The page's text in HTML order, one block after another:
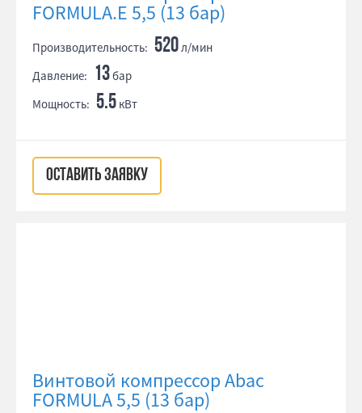
FORMULA.E 5,5 (13 бар)
Производительность: 520л/мин
Давление: 13бар
Мощность: 5.5 кВт
ОСТАВИТЬ ЗАЯВКУ
Винтовой компрессор Abac
FORMULA 5,5 (13 бар)